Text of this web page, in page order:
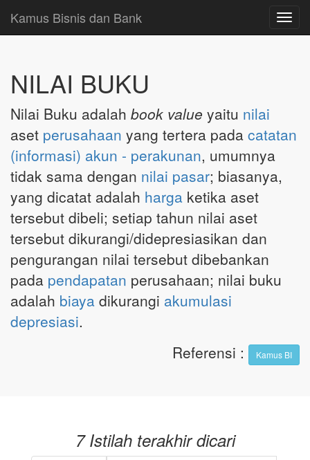
Kamus Bisnis dan Bank
NILAI BUKU
Nilai Buku adalah book value yaitu nilai
aset perusahaan yang tertera pada catatan
(informasi) akun - perakunan, umumnya
tidak sama dengan nilai pasar; biasanya,
yang dicatat adalah harga ketika aset
tersebut dibeli; setiap tahun nilai aset
tersebut dikurangi/didepresiasikan dan
pengurangan nilai tersebut dibebankan
pada pendapatan perusahaan; nilai buku
adalah biaya dikurangi akumulasi
depresiasi.
Referensi : Kamus BI
7 Istilah terakhir dicari